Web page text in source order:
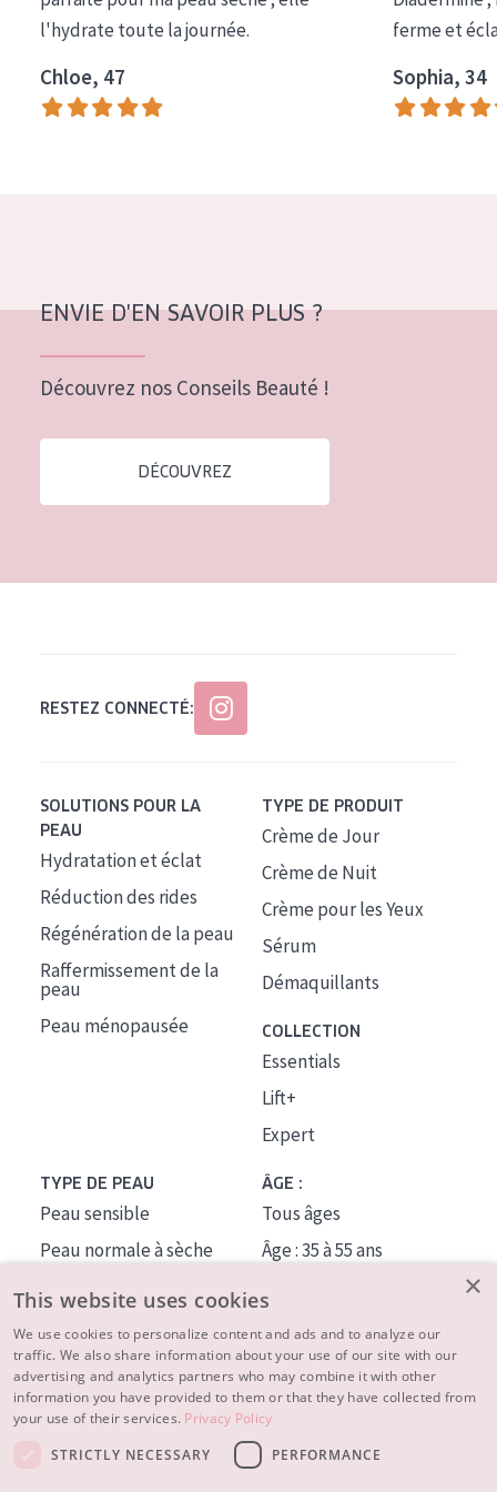
COLLECTION
Essentials
Lift+
Peau mature
l'hydrate toute la journée.
Chloe, 47
ferme et
Sophia, 34
ENVIE D'EN SAVOIR PLUS ?
Découvrez nos Conseils Beauté !
DÉCOUVREZ
RESTEZ CONNECTÉ:
SOLUTIONS POUR LA
PEAU
Hydratation et éclat
Réduction des rides
Régénération de la peau
Raffermissement de la
peau
Peau ménopausée
TYPE DE PRODUIT
Crème de Jour
Crème de Nuit
Crème pour les Yeux
Sérum
Démaquillants
COLLECTION
Essentials
Lift+
Expert
TYPE DE PEAU
Peau sensible
Peau normale à sèche
Peau mixte ou grasse
Peau mature
Peau ménopausée
ÂGE :
Tous âges
Âge : 35 à 55 ans
À PROPOS
CONSEILS BEAUTÉ
×
This website uses cookies
We use cookies to personalize content and ads and to analyze our
traffic. We also share information about your use of our site with our
advertising and analytics partners who may combine it with other
information you have provided to them or that they have collected from
your use of their services. Privacy Policy
STRICTLY NECESSARY
PERFORMANCE